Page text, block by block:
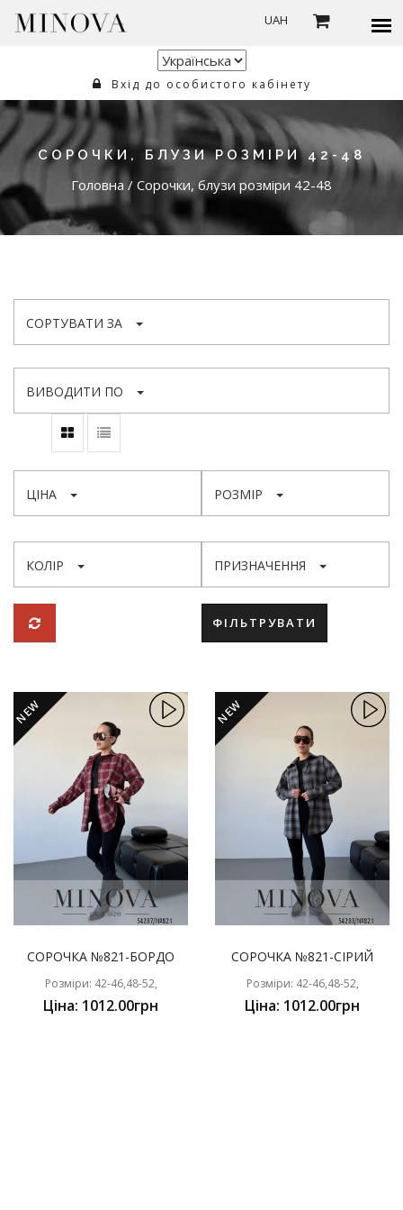
UAH
Вхід до особистого кабінету
СОРОЧКИ, БЛУЗИ РОЗМІРИ 42-48
Головна / Сорочки, блузи розміри 42-48
СОРТУВАТИ ЗА
ВИВОДИТИ ПО
ЦІНА РОЗМІР
КОЛІР ПРИЗНАЧЕННЯ
ФІЛЬТРУВАТИ
NEW
СОРОЧКА №821-БОРДО
Розміри: 42-46,48-52,
Ціна: 1012.00грн
NEW
СОРОЧКА №821-СІРИЙ
Розміри: 42-46,48-52,
Ціна: 1012.00грн